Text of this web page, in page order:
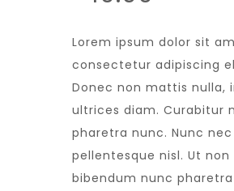
Lorem ipsum dolor sit
consectetur adipiscing
Donec non mattis nulla,
ultrices diam. Curabitur
pharetra nunc. Nunc nec
pellentesque nisl. Ut non
bibendum nunc